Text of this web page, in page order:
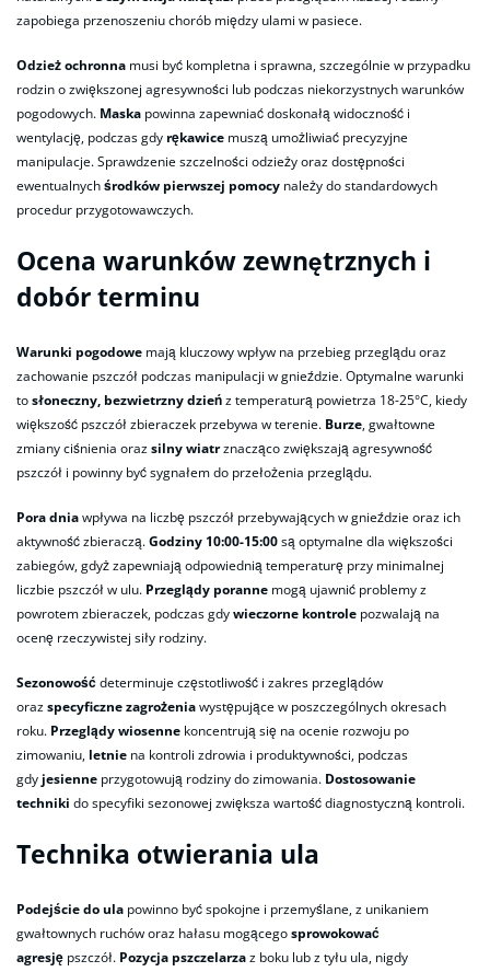
zapobiega przenoszeniu chorób między ulami w pasiece.
Odzież ochronna musi być kompletna i sprawna, szczególnie w przypadku
rodzin o zwiększonej agresywności lub podczas niekorzystnych warunków
pogodowych. Maska powinna zapewniać doskonałą widoczność i
wentylację, podczas gdy rękawice muszą umożliwiać precyzyjne
manipulacje. Sprawdzenie szczelności odzieży oraz dostępności
ewentualnychśrodków pierwszej pomocy należy do standardowych
procedur przygotowawczych.
Ocena warunków zewnętrznych i
dobór terminu
Warunki pogodowe mają kluczowy wpływ na przebieg przeglądu oraz
zachowanie pszczół podczas manipulacji w gnieździe. Optymalne warunki
tosłoneczny, bezwietrzny dzieńz temperaturą powietrza 18-25°C, kiedy
większość pszczół zbieraczek przebywa w terenie. Burze, gwałtowne
zmiany ciśnienia orazsilny wiatrznacząco zwiększają agresywność
pszczół i powinny być sygnałem do przełożenia przeglądu.
Pora dniawpływa na liczbę pszczół przebywających w gnieździe oraz ich
aktywność zbieraczą.Godziny 10:00-15:00są optymalne dla większości
zabiegów, gdyż zapewniają odpowiednią temperaturę przy minimalnej
liczbie pszczół w ulu. Przeglądy poranne mogą ujawnić problemy z
powrotem zbieraczek, podczas gdywieczorne kontrole pozwalają na
ocenę rzeczywistej siły rodziny.
Sezonowośćdeterminuje częstotliwość i zakres przeglądów
orazspecyficzne zagrożeniawystępujące w poszczególnych okresach
roku. Przeglądy wiosenne koncentrują się na ocenie rozwoju po
zimowaniu, letnie na kontroli zdrowia i produktywności, podczas
gdy jesienne przygotowują rodziny do zimowania. Dostosowanie
techniki do specyfiki sezonowej zwiększa wartość diagnostyczną kontroli.
Technika otwierania ula
Podejście do ula powinno być spokojne i przemyślane, z unikaniem
gwałtownych ruchów oraz hałasu mogącegosprowokować
agresję pszczół. Pozycja pszczelarzaz boku lub z tyłu ula, nigdy